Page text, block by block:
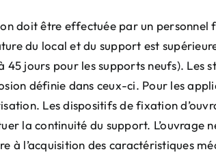
doit être effectuée par un
du local et du support est
45 jours pour les supports neufs). Les
définie dans ceux-ci. Pour les
Les dispositifs de fixation
la continuité du support. L’ouvrage
à l’acquisition des caractéristiques